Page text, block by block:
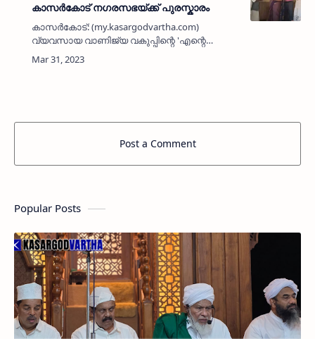
കാസർകോട് നഗരസഭയ്ക്ക് പുരസ്കാരം
കാസർകോട്: (my.kasargodvartha.com)
വ്യവസായ വാണിജ്യ വകുപ്പിന്റെ 'എന്റെ
സംരംഭം, നാടിന്റെ അഭിമാനം' പദ്ധതിയുടെ
ഭാഗമായി ജില്ലയിൽ 100 ശതമാനം നേട്ടം
Post a Comment
Popular Posts